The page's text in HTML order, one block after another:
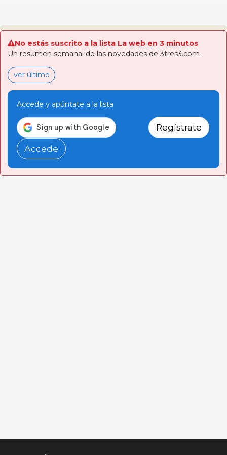
No estás suscrito a la lista La web en 3 minutos
Un resumen semanal de las novedades de 3tres3.com
ver último
Accede y apúntate a la lista
Regístrate
Accede